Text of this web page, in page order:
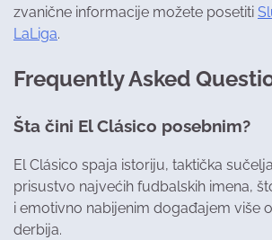
zvanične informacije možete posetiti
LaLiga.
Frequently Asked
Šta čini El Clásico posebnim?
El Clásico spaja istoriju, taktička
prisustvo najvećih fudbalskih imena,
i emotivno nabijenim događajem više
derbija.